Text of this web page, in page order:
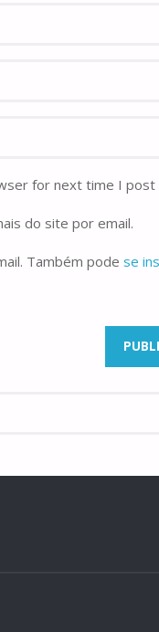
for next time I post
do site por email.
Também pode se